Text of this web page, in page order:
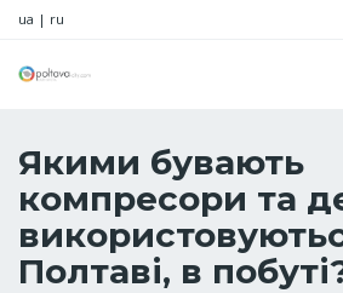
ua | ru
Якими бувають
компресори та
Полтаві, в